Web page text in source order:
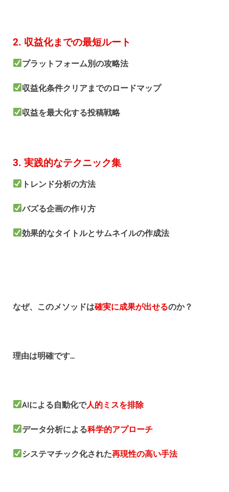
2. 収益化までの最短ルート
プラットフォーム別の攻略法
収益化条件クリアまでのロードマップ
収益を最大化する投稿戦略
3. 実践的なテクニック集
トレンド分析の方法
バズる企画の作り方
効果的なタイトルとサムネイルの作成法
なぜ、このメソッドは確実に成果が出せるのか？
理由は明確です...
AIによる自動化で人的ミスを排除
データ分析による科学的アプローチ
システマチック化された再現性の高い手法